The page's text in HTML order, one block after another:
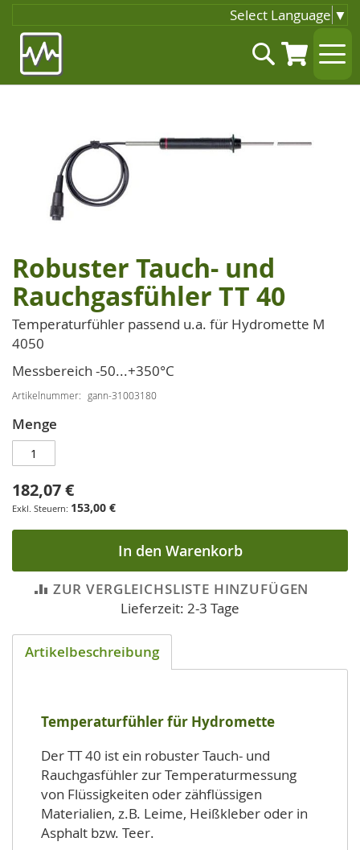
Select Language ▼
Inhalt
springen
Suche
Bildgalerie
springen
Zum
Anfang
der
Bildgalerie
springen
Robuster Tauch- und
Rauchgasfühler TT 40
Temperaturfühler passend u.a. für Hydromette M
4050
Messbereich -50...+350°C
Artikelnummer gann-31003180
Menge
182,07 €
153,00 €
In den Warenkorb
ZUR VERGLEICHSLISTE HINZUFÜGEN
Lieferzeit: 2-3 Tage
Artikelbeschreibung
Temperaturfühler für Hydromette
Der TT 40 ist ein robuster Tauch- und
Rauchgasfühler zur Temperaturmessung
von Flüssigkeiten oder zähflüssigen
Materialien, z.B. Leime, Heißkleber oder in
Asphalt bzw. Teer.